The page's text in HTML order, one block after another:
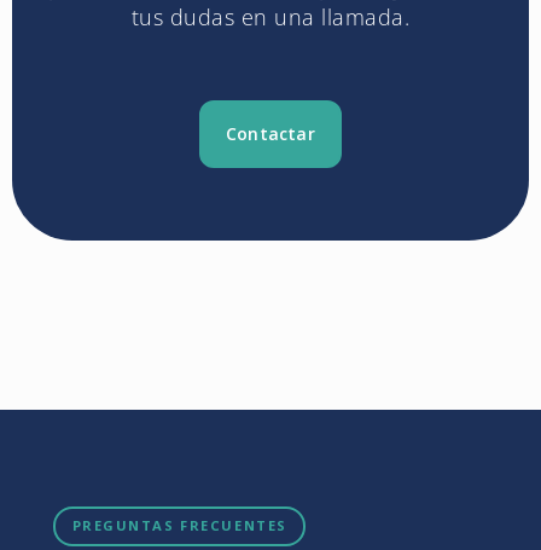
tus dudas en una llamada.
Contactar
PREGUNTAS FRECUENTES